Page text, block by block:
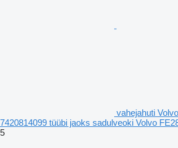
vahejahuti
7420814099 tüübi jaoks sadulveoki Volvo
5